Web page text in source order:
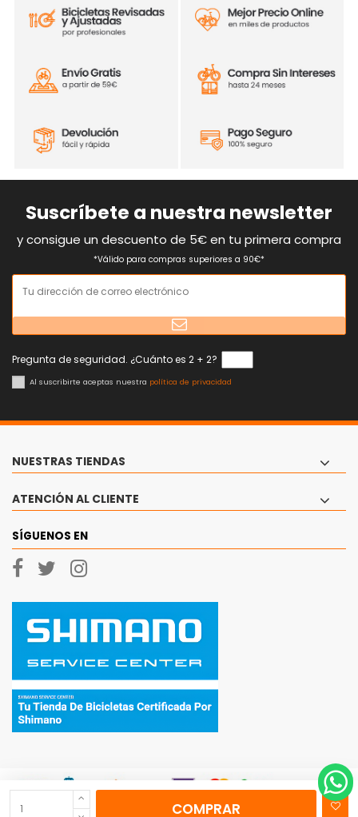
COMPRAR
Suscríbete a nuestra newsletter
y consigue un descuento de 5€ en tu primera compra
*Válido para compras superiores a 90€*
Pregunta de seguridad. ¿Cuánto es 2 + 2?
Al suscribirte aceptas nuestra política de privacidad
NUESTRAS TIENDAS
ATENCIÓN AL CLIENTE
SÍGUENOS EN
© 2026 - Ciclos Currá, SL Todos los derechos reservados. Politica